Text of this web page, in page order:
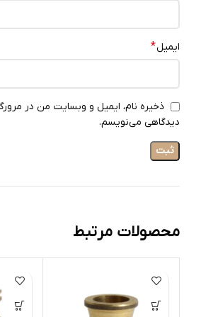
ایمیل*
ذخیره نام، ایمیل و وبسایت من در
دیدگاهی می‌نویسم.
محصولات مرتبط